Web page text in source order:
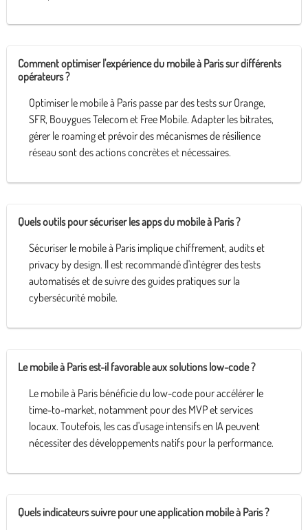
Comment optimiser l'expérience du mobile à Paris sur différents
opérateurs ?
Optimiser le mobile à Paris passe par des tests sur Orange,
SFR, Bouygues Telecom et Free Mobile. Adapter les bitrates,
gérer le roaming et prévoir des mécanismes de résilience
réseau sont des actions concrètes et nécessaires.
Quels outils pour sécuriser les apps du mobile à Paris ?
Sécuriser le mobile à Paris implique chiffrement, audits et
privacy by design. Il est recommandé d'intégrer des tests
automatisés et de suivre des guides pratiques sur la
cybersécurité mobile.
Le mobile à Paris est-il favorable aux solutions low-code ?
Le mobile à Paris bénéficie du low-code pour accélérer le
time-to-market, notamment pour des MVP et services
locaux. Toutefois, les cas d'usage intensifs en IA peuvent
nécessiter des développements natifs pour la performance.
Quels indicateurs suivre pour une application mobile à Paris ?